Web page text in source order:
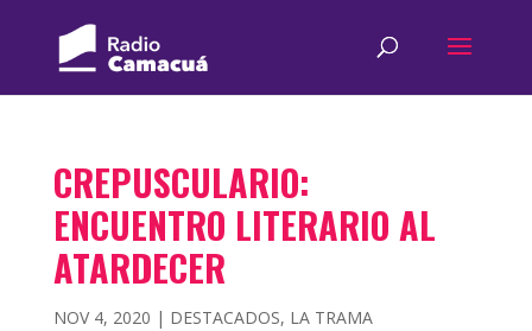
CREPUSCULARIO:
ENCUENTRO LITERARIO AL
ATARDECER
NOV 4, 2020 | DESTACADOS, LA TRAMA